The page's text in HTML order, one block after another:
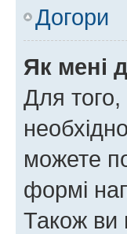
Догори
Як мені
Для
можете
формі
Також ви